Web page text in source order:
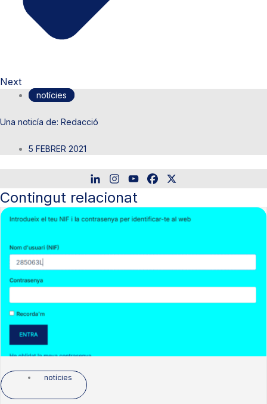
Next
notícies
Redacció
5 FEBRER 2021
Contingut relacionat
notícies